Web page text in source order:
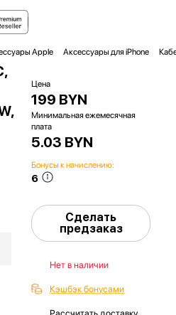
Apple Аксессуары для iPhone
Цена
199 BYN
Минимальная ежемесячная
плата
5.03 BYN
Бонусы к начислению:
6
Сделать
предзаказ
Нет в наличии
Кэшбэк бонусами